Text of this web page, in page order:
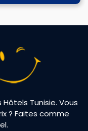
Hôtels Tunisie. Vous
? Faites comme